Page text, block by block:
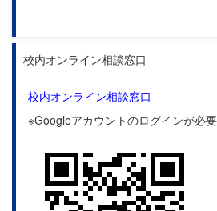
校内オンライン相談窓口
校内オンライン相談窓口
※Googleアカウントのログインが必要